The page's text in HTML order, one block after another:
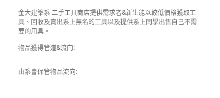
金大建築系 二手工具商店提供需求者&新生能以較低價格獲取工
具、回收及賣出系上無名的工具以及提供系上同學出售自己不需
要的用具。
物品獲得管道&流向:
由系會保管物品流向: